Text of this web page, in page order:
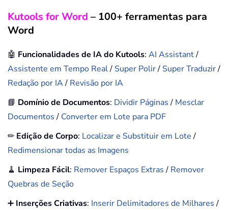
Kutools for Word – 100+ ferramentas para
Word
🤖 Funcionalidades de IA do Kutools: AI Assistant/
Assistente em Tempo Real/ Super Polir/ Super Traduzir/
Redação por IA/ Revisão por IA
📘 Domínio de Documentos: Dividir Páginas/ Mesclar
Documentos/ Converter em Lote para PDF
✏ Edição de Corpo: Localizar e Substituir em Lote/
Redimensionar todas as Imagens
🧹 Limpeza Fácil: Remover Espaços Extras/ Remover
Quebras de Seção
➕ Inserções Criativas: Inserir Delimitadores de Milhares/